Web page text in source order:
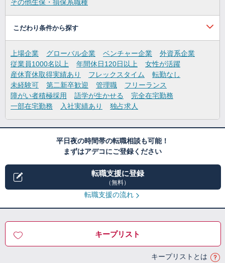
その他生保・損保系職種
こだわり条件から探す
上場企業 グローバル企業 ベンチャー企業
外資系企業
従業員1000名以上
年間休日120日以上
女性が活躍
産休育休取得実績あり
フレックスタイム
転勤なし
未経験可
第二新卒歓迎 管理職
フリーランス
障がい者積極採用
語学が生かせる
完全在宅勤務
一部在宅勤務
入社実績あり 独占求人
平日夜の時間帯の転職相談も可能！
まずはアデコにご登録ください
転職支援に登録
（無料）
転職支援の流れ
キープリスト
キープリストとは